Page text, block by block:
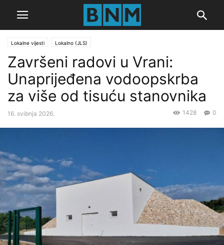
Lokalne vijesti Lokalno (JLS)
Završeni radovi u Vrani:
Unaprijeđena vodoopskrba
za više od tisuću stanovnika
16. svibnja 2026. 0
1428